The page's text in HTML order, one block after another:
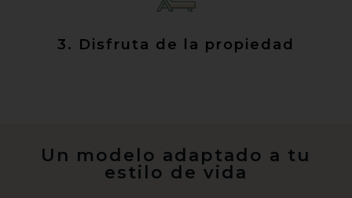
3. Disfruta de la propiedad
Un modelo adaptado a tu
estilo de vida